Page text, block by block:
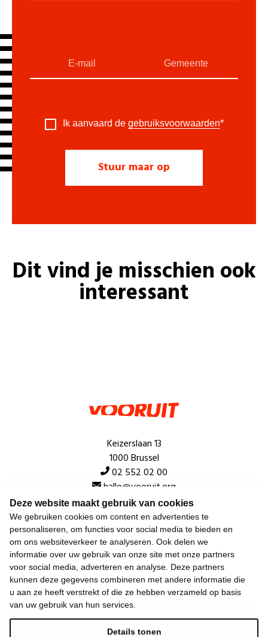
Deze website maakt gebruik van cookies
We gebruiken cookies om content en advertenties te
personaliseren, om functies voor social media te bieden en
om ons websiteverkeer te analyseren. Ook delen we
informatie over uw gebruik van onze site met onze partners
voor social media, adverteren en analyse. Deze partners
kunnen deze gegevens combineren met andere informatie die
u aan ze heeft verstrekt of die ze hebben verzameld op basis
van uw gebruik van hun services.
Details tonen
Ik aanvaard de gebruiksvoorwaarden*
Dit vind je misschien ook
interessant
Keizerslaan 13
1000 Brussel
02 552 02 00
hallo@vooruit.org
Snel
Over de beweging
Algemeen
Laatste nieuws